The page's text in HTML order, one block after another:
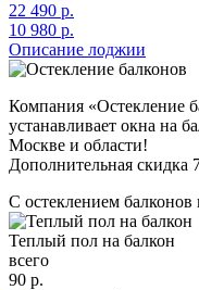
22 490 р.
10 980 р.
Описание лоджии
Компания «Остекление
устанавливает окна на
Москве и области!
Дополнительная скидка
С остеклением балконов
Теплый пол на балкон
всего
90 р.